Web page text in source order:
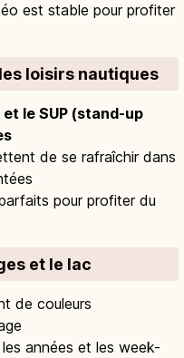
est stable pour profiter
loisirs nautiques
le SUP (stand-up
de se rafraîchir dans
pour profiter du
et le lac
de couleurs
années et les week-